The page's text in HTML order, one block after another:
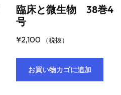
臨床と微生物 38巻4
号
¥2,100 （税抜）
お買い物カゴに追加